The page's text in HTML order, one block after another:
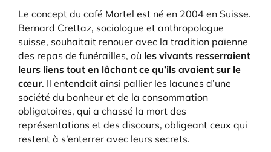
Le concept du café Mortel est né en 2004 en Suisse.
Bernard Crettaz, sociologue et anthropologue
suisse, souhaitait renouer avec la tradition païenne
des repas de funérailles, où les vivants resserraient
leurs liens tout en lâchant ce qu’ils avaient sur le
cœur. Il entendait ainsi pallier les lacunes d’une
société du bonheur et de la consommation
obligatoires, qui a chassé la mort des
représentations et des discours, obligeant ceux qui
restent à s’enterrer avec leurs secrets.